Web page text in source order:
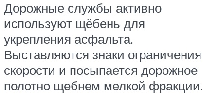
Дорожные службы активно
используют щёбень для
укрепления асфальта.
Выставляются знаки ограничения
скорости и посыпается дорожное
полотно щебнем мелкой фракции.